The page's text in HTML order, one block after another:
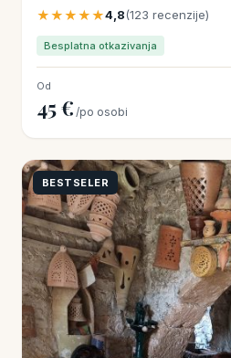
★★★★★4,8(123 recenzije)
Besplatna otkazivanja
Od
45 € /po osobi
BESTSELER